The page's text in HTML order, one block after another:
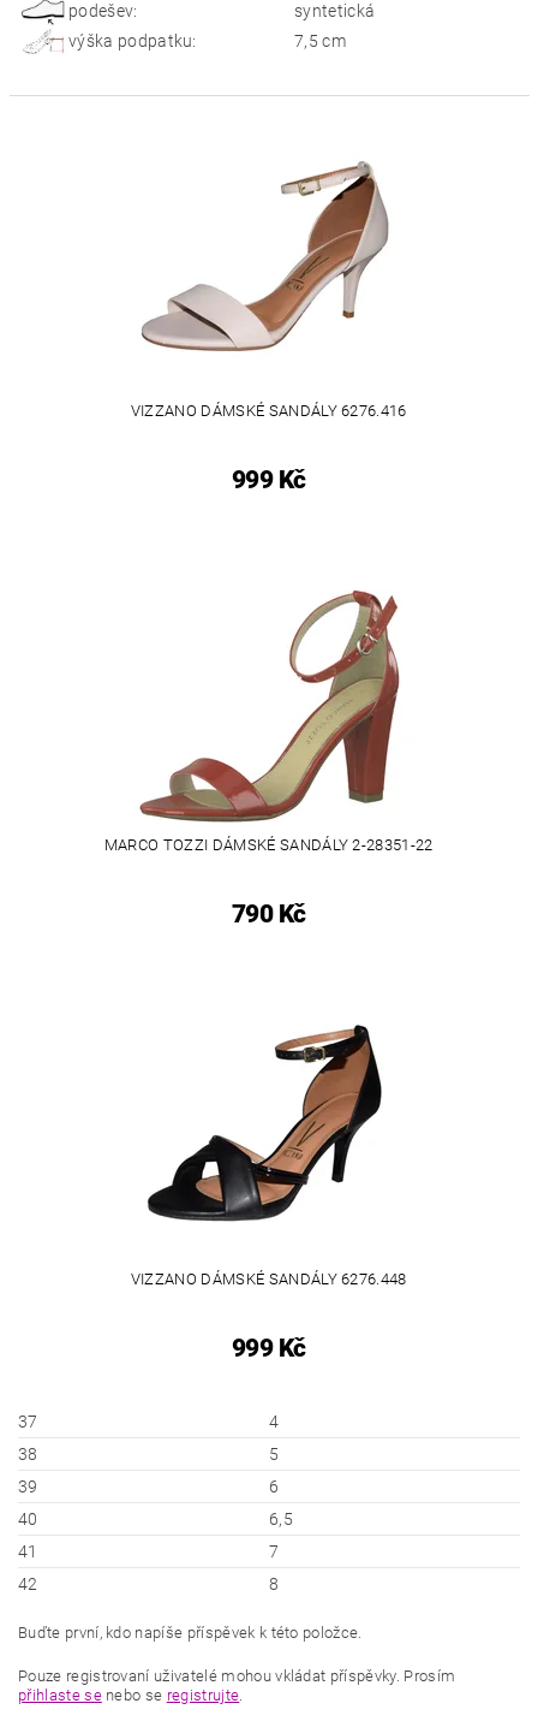
podešev:
syntetická
výška podpatku:
7,5 cm
VIZZANO DÁMSKÉ SANDÁLY 6276.416
999 Kč
MARCO TOZZI DÁMSKÉ SANDÁLY 2-28351-22
790 Kč
VIZZANO DÁMSKÉ SANDÁLY 6276.448
999 Kč
37
4
38
5
39
6
40
6,5
41
7
42
8
Buďte první, kdo napíše příspěvek k této položce.
Pouze registrovaní uživatelé mohou vkládat příspěvky. Prosím
přihlaste senebo se registrujte.